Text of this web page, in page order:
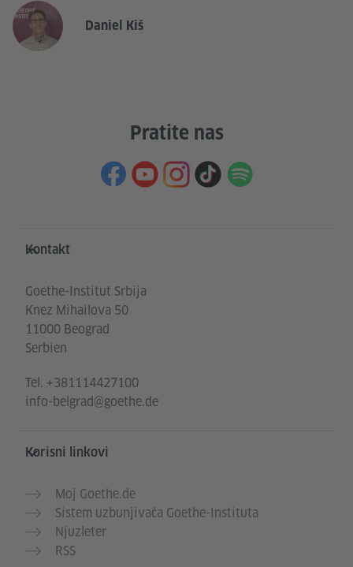
Daniel Kiš
Pratite nas
Service- und Informationsbereich
Kontakt
Goethe-Institut Srbija
Knez Mihailova 50
11000 Beograd
Serbien
Tel. +381114427100
info-belgrad@goethe.de
Korisni linkovi
Moj Goethe.de
Sistem uzbunjivača Goethe-Instituta
Njuzleter
RSS